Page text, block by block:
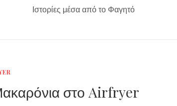
Ιστορίες μέσα από το Φαγητό
στο Airfryer